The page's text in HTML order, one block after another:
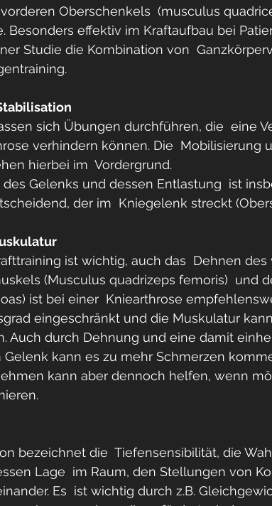
Oberschenkels  (musculus
Besonders effektiv im Kraftaufbau bei
Studie die Kombination von
sich Übungen durchführen, die  eine
verhindern können. Die  Mobilisierung
hierbei im  Vordergrund.
des Gelenks und dessen Entlastung  ist
der im  Kniegelenk streckt
ist wichtig, auch das  Dehnen des
(Musculus quadrizeps femoris)  und
ist bei einer  Kniearthrose
eingeschränkt und die Muskulatur
Auch durch Dehnung und eine damit
Gelenk kann es zu mehr Schmerzen
kann aber dennoch helfen, wenn
bezeichnet die  Tiefensensibilität, die
Lage  im Raum, den Stellungen von
Es  ist wichtig durch z.B.